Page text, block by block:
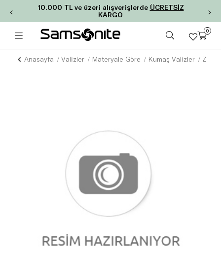
10.000 TL ve üzeri alışverişlerde ÜCRETSİZ
KARGO
0
Anasayfa Valizler Materyale Göre Kumaş Valizler